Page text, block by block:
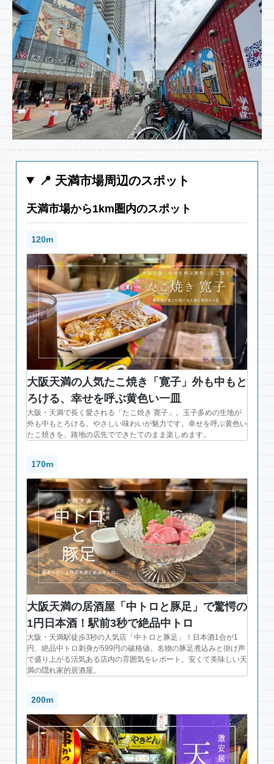
📍 天満市場周辺のスポット
天満市場から1km圏内のスポット
120m
大阪天満の人気たこ焼き「寛子」外も中もと
ろける、幸せを呼ぶ黄色い一皿
大阪・天満で長く愛される「たこ焼き 寛子」。玉子多めの生地が
外も中もとろける、やさしい味わいが魅力です。幸せを呼ぶ黄色い
たこ焼きを、路地の店先でできたてのまま楽しめます。
170m
大阪天満の居酒屋「中トロと豚足」で驚愕の
1円日本酒！駅前3秒で絶品中トロ
大阪・天満駅徒歩3秒の人気店「中トロと豚足」！日本酒1合が1
円、絶品中トロ刺身が599円の破格値。名物の豚足煮込みと掛け声
で盛り上がる活気ある店内の雰囲気をレポート。安くて美味しい天
満の隠れ家的居酒屋。
200m